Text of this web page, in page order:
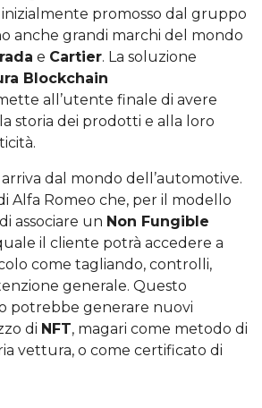
promosso dal gruppo
anche grandi marchi del mondo
e Cartier. La soluzione
Blockchain
all’utente finale di avere
storia dei prodotti e alla loro
dal mondo dell’automotive.
Alfa Romeo che, per il modello
associare un Non Fungible
il cliente potrà accedere a
come tagliando, controlli,
generale. Questo
potrebbe generare nuovi
di NFT, magari come metodo di
vettura, o come certificato di